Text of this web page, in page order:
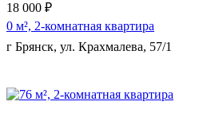
18 000 ₽
0 м², 2-комнатная квартира
г Брянск, ул. Крахмалева, 57/1